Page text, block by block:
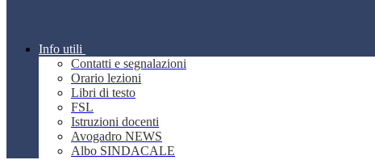
Info utili
Contatti e segnalazioni
Orario lezioni
Libri di testo
FSL
Istruzioni docenti
Avogadro NEWS
Albo SINDACALE